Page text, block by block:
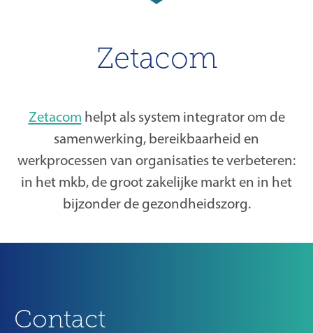
Zetacom
Zetacom helpt als system integrator om de
samenwerking, bereikbaarheid en
werkprocessen van organisaties te verbeteren:
in het mkb, de groot zakelijke markt en in het
bijzonder de gezondheidszorg.
Contact